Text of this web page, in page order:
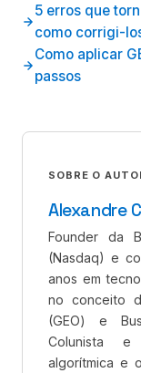
5 erros que
como corrigi-
Como aplicar
passos
SOBRE O
Alexandre
Founder da
(Nasdaq) e
anos em
no conceito
(GEO) e
Colunista e
algorítmica e